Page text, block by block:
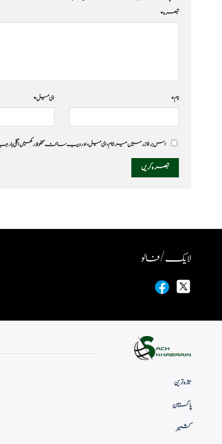
تبصرہ*
نام* ای میل*
اس براؤزر میں میرا نام، ای میل، اور ویب سائٹ محفوظ رکھیں اگلی
لایک / فالو
تازہ ترین
پاکستان
کشمیر